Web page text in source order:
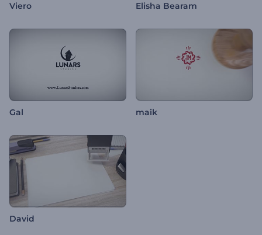
Viero Elisha Bearam
Gal maik
David